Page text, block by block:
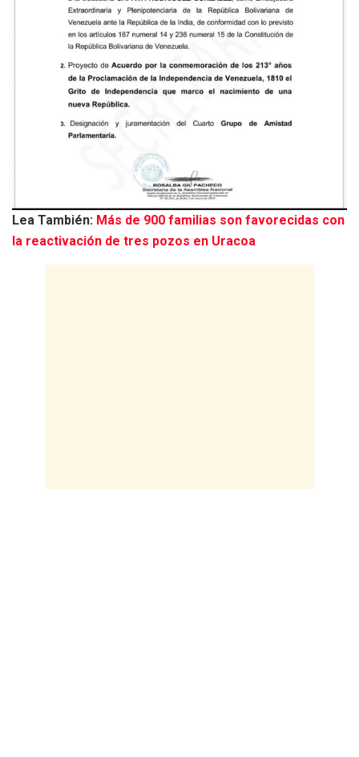
Lea También: Más de 900 familias son favorecidas con
la reactivación de tres pozos en Uracoa